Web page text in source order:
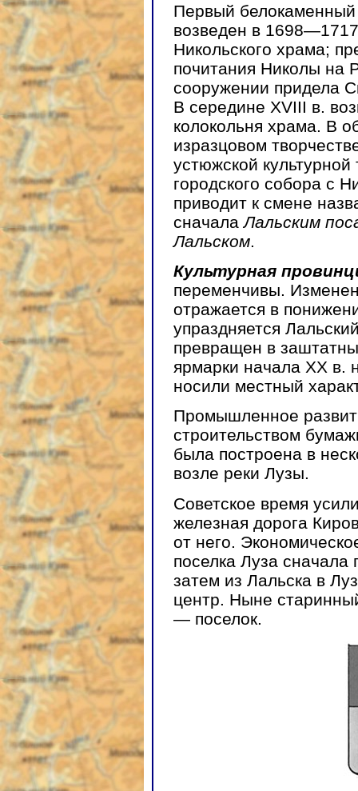
Первый
возведен в
Никольского храма;
почитания Николы на
сооружении придела
В середине XVIII в.
колокольня храма. В
изразцовом
устюжской
городского собора с
приводит к смене
сначалаЛальским
Лальском.
Культурная
переменчивы.
отражается в
упраздняется
превращен в
ярмарки начала XX в.
носили местный
Промышленное
строительством
была построена в
возле реки Лузы.
Советское время
железная дорога
от него.
поселка Луза сначала
затем из Лальска в
центр. Ныне
— поселок.